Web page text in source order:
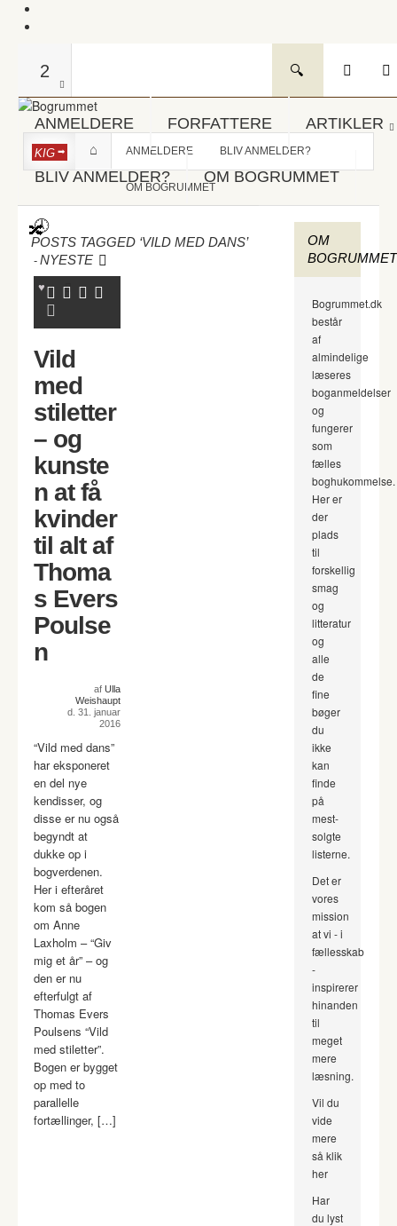
2
ANMELDERE FORFATTERE ARTIKLER
BLIV ANMELDER? OM BOGRUMMET
KIG ANMELDERE BLIV ANMELDER?
OM BOGRUMMET
POSTS TAGGED ‘VILD MED DANS’
-NYESTE
Vild
med
stiletter
– og
kunste
n at få
kvinder
til alt af
Thoma
s Evers
Poulse
n
af Ulla
Weishaupt
d. 31. januar
2016
“Vild med dans”
har eksponeret
en del nye
kendisser, og
disse er nu også
begyndt at
dukke op i
bogverdenen.
Her i efteråret
kom så bogen
om Anne
Laxholm – “Giv
mig et år” – og
den er nu
efterfulgt af
Thomas Evers
Poulsens “Vild
med stiletter”.
Bogen er bygget
op med to
parallelle
fortællinger, […]
OM
BOGRUMMET
Bogrummet.dk
består
af
almindelige
læseres
boganmeldelser
og
fungerer
som
fælles
boghukommelse.
Her er
der
plads
til
forskellig
smag
og
litteratur
og
alle
de
fine
bøger
du
ikke
kan
finde
på
mest-
solgte
listerne.
Det er
vores
mission
at vi - i
fællesskab
-
inspirerer
hinanden
til
meget
mere
læsning.
Vil du
vide
mere
så klik
her
Har
du lyst